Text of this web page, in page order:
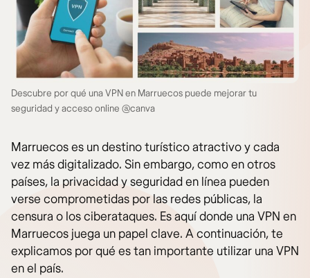
Descubre por qué una VPN en Marruecos puede mejorar tu
seguridad y acceso online @canva
Marruecos es un destino turístico atractivo y cada
vez más digitalizado. Sin embargo, como en otros
países, la privacidad y seguridad en línea pueden
verse comprometidas por las redes públicas, la
censura o los ciberataques. Es aquí donde una VPN en
Marruecos juega un papel clave. A continuación, te
explicamos por qué es tan importante utilizar una VPN
en el país.